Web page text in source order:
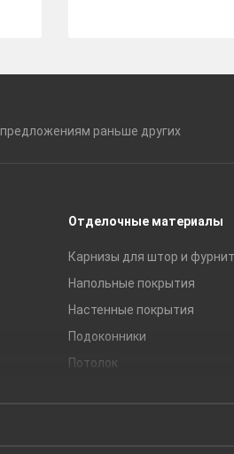
предложениям раньше других
Отделочные материалы
Карнизы для штор и
Напольные покрытия
Настенные покрытия
Подоконники
Потолок